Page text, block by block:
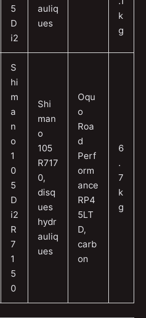
5
D
i2
auliq
ues
k
g
S
hi
m
a
n
o
1
0
5
D
i2
R
7
1
5
0
Shi
man
o
105
R717
0,
disq
ues
hydr
auliq
ues
Oqu
o
Roa
d
Perf
orm
ance
RP4
5LT
D,
carb
on
6
.
7
k
g